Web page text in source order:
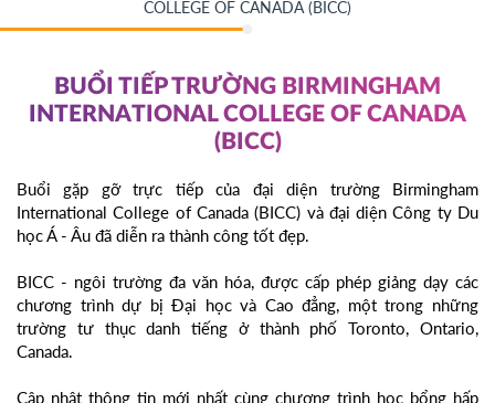
COLLEGE OF CANADA (BICC)
BUỔI TIẾP TRƯỜNG BIRMINGHAM
INTERNATIONAL COLLEGE OF CANADA
(BICC)
Buổi gặp gỡ trực tiếp của đại diện trường Birmingham
International College of Canada (BICC) và đại diện Công ty Du
học Á - Âu đã diễn ra thành công tốt đẹp.
BICC - ngôi trường đa văn hóa, được cấp phép giảng dạy các
chương trình dự bị Đại học và Cao đẳng, một trong những
trường tư thục danh tiếng ở thành phố Toronto, Ontario,
Canada.
Cập nhật thông tin mới nhất cùng chương trình học bổng hấp